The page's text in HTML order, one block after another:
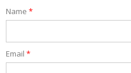
Name *
Email *